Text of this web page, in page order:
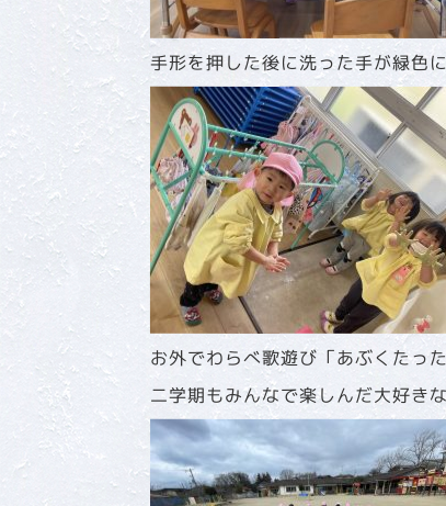
手形を押した後に洗った手が緑色
お外でわらべ歌遊び「あぶくたっ
二学期もみんなで楽しんだ大好き